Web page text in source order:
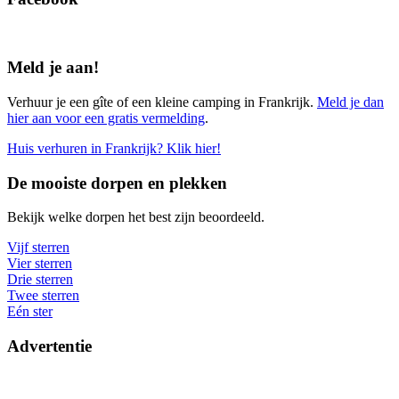
Meld je aan!
Verhuur je een gîte of een kleine camping in Frankrijk. Meld je dan
hier aan voor een gratis vermelding.
Huis verhuren in Frankrijk? Klik hier!
De mooiste dorpen en plekken
Bekijk welke dorpen het best zijn beoordeeld.
Vijf sterren
Vier sterren
Drie sterren
Twee sterren
Eén ster
Advertentie